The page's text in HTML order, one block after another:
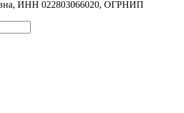
ИНН 022803066020, ОГРНИП